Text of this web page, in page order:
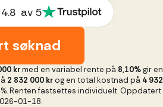
4.8 av 5
søknad
krmed en variabel rente på8,10%gir en
2 832 000 krog en total kostnad på 4 932
Renten fastsettes individuelt. Oppdatert
01-18.